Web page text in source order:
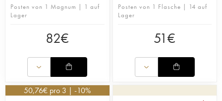
Posten von 1 Magnum | 1 auf
Lager
82€
Posten von 1 Flasche | 14 auf
Lager
51€
50,76€ pro 3 | -10%